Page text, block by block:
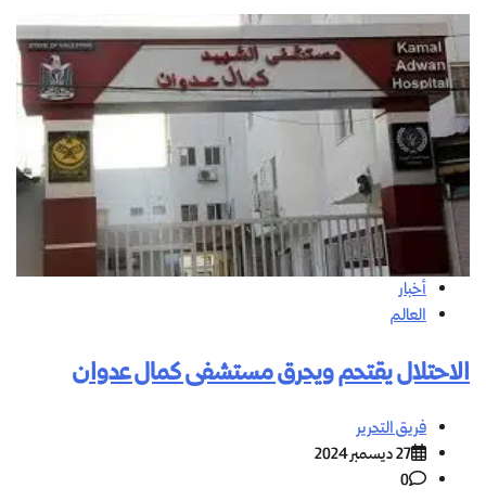
أخبار
العالم
الاحتلال يقتحم ويحرق مستشفى كمال عدوان
فريق التحرير
27 ديسمبر 2024
0